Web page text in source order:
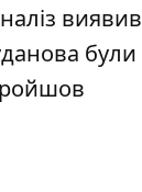
виявив
були